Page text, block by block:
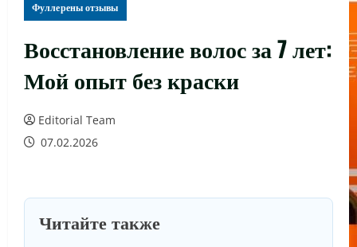
Фуллерены отзывы
Восстановление волос за 7 лет:
Мой опыт без краски
Editorial Team
07.02.2026
Читайте также